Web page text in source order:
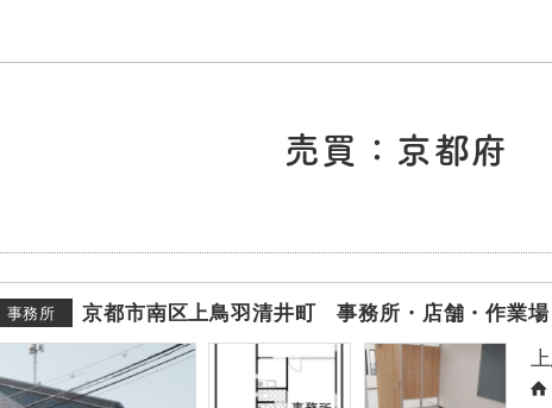
売買：京都府
事務所 京都市南区上鳥羽清井町 事務所・店舗・作業場